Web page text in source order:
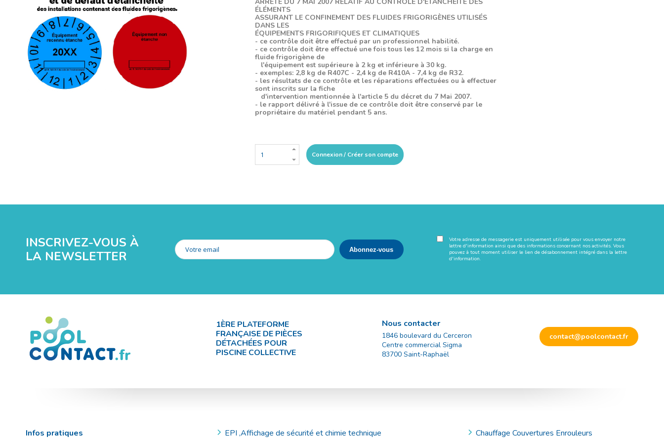
ÉLÉMENTS
ASSURANT LE CONFINEMENT DES FLUIDES FRIGORIGÈNES UTILISÉS
DANS LES
ÉQUIPEMENTS FRIGORIFIQUES ET CLIMATIQUES
- ce contrôle doit être effectué par un professionnel habilité.
- ce contrôle doit être effectué une fois tous les 12 mois si la charge en
fluide frigorigène de
l'équipement est supérieure à 2 kg et inférieure à 30 kg.
- exemples: 2,8 kg de R407C - 2,4 kg de R410A - 7,4 kg de R32.
- les résultats de ce contrôle et les réparations effectuées ou à effectuer
sont inscrits sur la fiche
d'intervention mentionnée à l'article 5 du décret du 7 Mai 2007.
- le rapport délivré à l'issue de ce contrôle doit être conservé par le
propriétaire du matériel pendant 5 ans.
Connexion / Créer son compte
INSCRIVEZ-VOUS À
LA NEWSLETTER
Votre adresse de messagerie est uniquement utilisée pour vous envoyer notre
lettre d'information ainsi que des informations concernant nos activités. Vous
pouvez à tout moment utiliser le lien de désabonnement intégré dans la lettre
d'information.
1ÈRE PLATEFORME
FRANÇAISE DE PIÈCES
DÉTACHÉES POUR
PISCINE COLLECTIVE
Nous contacter
1846 boulevard du Cerceron
Centre commercial Sigma
83700 Saint-Raphaël
contact@poolcontact.fr
Infos pratiques EPI ,Affichage de sécurité et chimie technique Chauffage Couvertures Enrouleurs